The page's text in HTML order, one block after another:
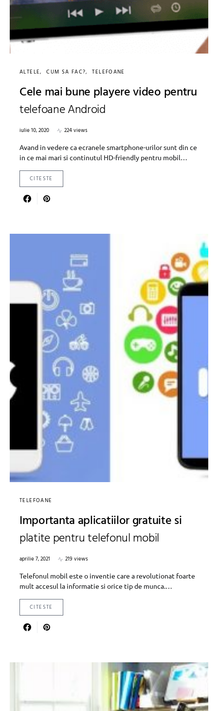
ALTELE CUM SA FAC? TELEFOANE
Cele mai bune playere video pentru
telefoane Android
iulie 10, 2020
224 views
Avand in vedere ca ecranele smartphone-urilor sunt din ce
in ce mai mari si continutul HD-friendly pentru mobil…
CITESTE
TELEFOANE
Importanta aplicatiilor gratuite si
platite pentru telefonul mobil
aprilie 7, 2021
219 views
Telefonul mobil este o inventie care a revolutionat foarte
mult accesul la informatie si orice tip de munca.…
CITESTE